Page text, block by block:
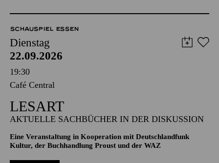
SCHAUSPIEL ESSEN
Dienstag
22.09.2026
19:30
Café Central
LESART
AKTUELLE SACHBÜCHER IN DER DISKUSSION
Eine Veranstaltung in Kooperation mit Deutschlandfunk
Kultur, der Buchhandlung Proust und der WAZ